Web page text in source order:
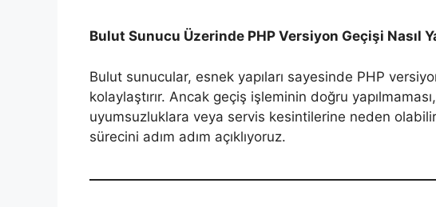
Bulut Sunucu Üzerinde PHP Versiyon Geçişi Nasıl
Bulut sunucular, esnek yapıları sayesinde PHP
kolaylaştırır. Ancak geçiş işleminin doğru
uyumsuzluklara veya servis kesintilerine neden
sürecini adım adım açıklıyoruz.